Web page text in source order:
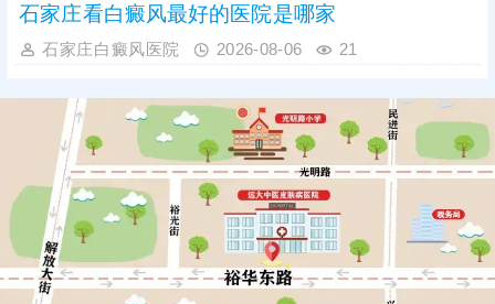
石家庄看白癜风最好的医院是哪家
石家庄白癜风医院 2026-08-06 21